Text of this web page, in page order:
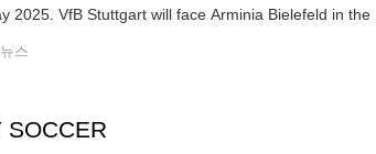
2025. VfB Stuttgart will face Arminia Bielefeld in the
스
SOCCER